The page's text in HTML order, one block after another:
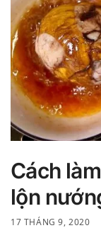
Cách
lộn
17 THÁNG 9, 2020